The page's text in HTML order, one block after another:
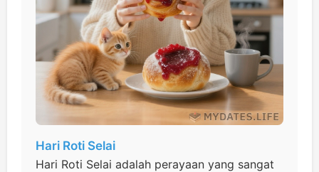
Hari Roti Selai
Hari Roti Selai adalah perayaan yang sangat